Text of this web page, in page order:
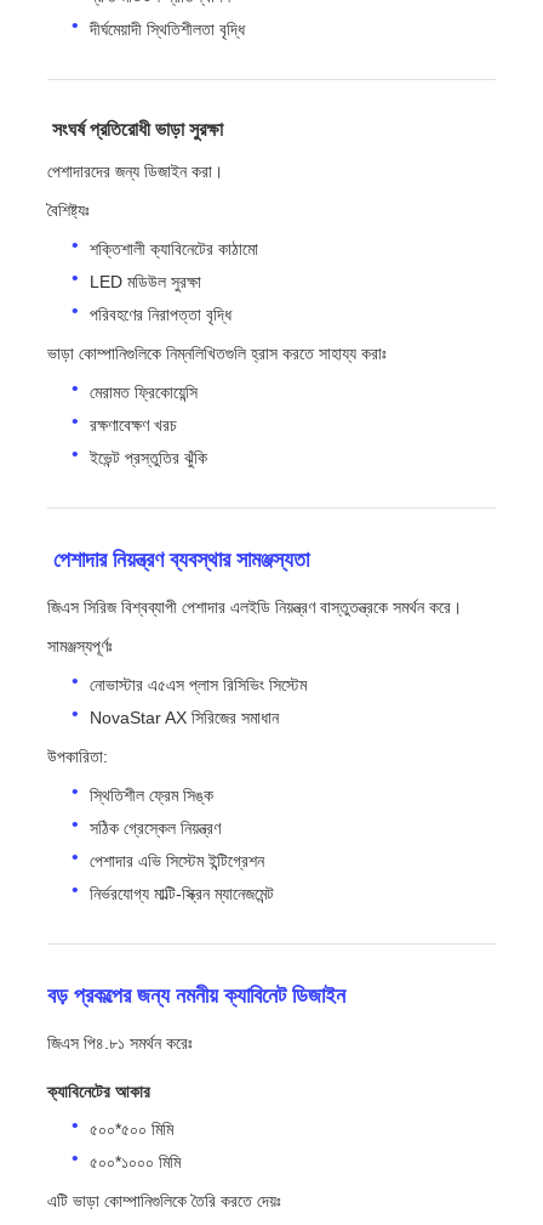
দীর্ঘমেয়াদী স্থিতিশীলতা বৃদ্ধি
️ সংঘর্ষ প্রতিরোধী ভাড়া সুরক্ষা
পেশাদারদের জন্য ডিজাইন করা।
বৈশিষ্ট্যঃ
শক্তিশালী ক্যাবিনেটের কাঠামো
LED মডিউল সুরক্ষা
পরিবহণের নিরাপত্তা বৃদ্ধি
ভাড়া কোম্পানিগুলিকে নিম্নলিখিতগুলি হ্রাস করতে সাহায্য করাঃ
মেরামত ফ্রিকোয়েন্সি
রক্ষণাবেক্ষণ খরচ
ইভেন্ট প্রস্তুতির ঝুঁকি
️ পেশাদার নিয়ন্ত্রণ ব্যবস্থার সামঞ্জস্যতা
জিএস সিরিজ বিশ্বব্যাপী পেশাদার এলইডি নিয়ন্ত্রণ বাস্তুতন্ত্রকে সমর্থন করে।
সামঞ্জস্যপূর্ণঃ
নোভাস্টার এ৫এস প্লাস রিসিভিং সিস্টেম
NovaStar AX সিরিজের সমাধান
উপকারিতা:
স্থিতিশীল ফ্রেম সিঙ্ক
সঠিক গ্রেস্কেল নিয়ন্ত্রণ
পেশাদার এভি সিস্টেম ইন্টিগ্রেশন
নির্ভরযোগ্য মাল্টি-স্ক্রিন ম্যানেজমেন্ট
বড় প্রকল্পের জন্য নমনীয় ক্যাবিনেট ডিজাইন
জিএস পি৪.৮১ সমর্থন করেঃ
ক্যাবিনেটের আকার
৫০০*৫০০ মিমি
৫০০*১০০০ মিমি
এটি ভাড়া কোম্পানিগুলিকে তৈরি করতে দেয়ঃ